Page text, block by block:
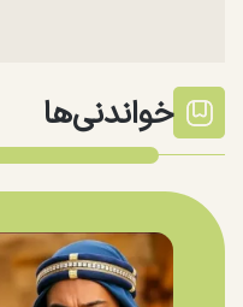
خواندنی‌ها